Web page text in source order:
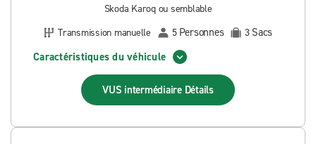
Skoda Karoq ou semblable
Transmission manuelle
5 Personnes 3 Sacs
Caractéristiques du véhicule
VUS intermédiaire Détails